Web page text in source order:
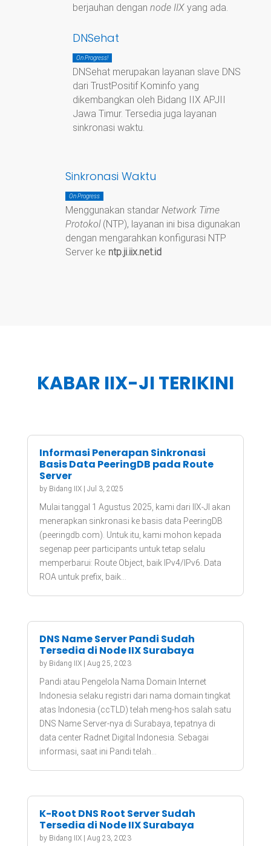
berjauhan dengan node IIXyang ada.
DNSehat
On Progress!
DNSehat merupakan layanan slave DNS
dari TrustPositif Kominfo yang
dikembangkan oleh Bidang IIX APJII
Jawa Timur. Tersedia juga layanan
sinkronasi waktu.
Sinkronasi Waktu
On Progress
Menggunakan standar Network Time
Protokol(NTP), layanan ini bisa digunakan
dengan mengarahkan konfigurasi NTP
Server ke ntp.ji.iix.net.id
KABAR IIX-JI TERIKINI
Informasi Penerapan Sinkronasi
Basis Data PeeringDB pada Route
Server
by Bidang IIX| Jul 3, 2025
Mulai tanggal 1 Agustus 2025, kami dari IIX-JI akan
menerapkan sinkronasi ke basis data PeeringDB
(peeringdb.com). Untuk itu, kami mohon kepada
segenap peer participants untuk tetap selalu
memperbarui: Route Object, baik IPv4/IPv6. Data
ROA untuk prefix, baik...
DNS Name Server Pandi Sudah
Tersedia di Node IIX Surabaya
by Bidang IIX| Aug 25, 2023
Pandi atau Pengelola Nama Domain Internet
Indonesia selaku registri dari nama domain tingkat
atas Indonesia (ccTLD) telah meng-hos salah satu
DNS Name Server-nya di Surabaya, tepatnya di
data center Radnet Digital Indonesia. Sebagai
informasi, saat ini Pandi telah...
K-Root DNS Root Server Sudah
Tersedia di Node IIX Surabaya
by Bidang IIX| Aug 23, 2023